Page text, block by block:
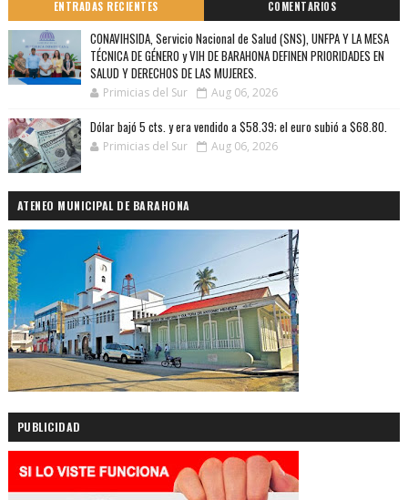
ENTRADAS RECIENTES COMENTARIOS
CONAVIHSIDA, Servicio Nacional de Salud (SNS), UNFPA Y LA MESA
TÉCNICA DE GÉNERO y VIH DE BARAHONA DEFINEN PRIORIDADES EN
SALUD Y DERECHOS DE LAS MUJERES.
Primicias del Sur Aug 06, 2026
Dólar bajó 5 cts. y era vendido a $58.39; el euro subió a $68.80.
Primicias del Sur Aug 06, 2026
ATENEO MUNICIPAL DE BARAHONA
PUBLICIDAD